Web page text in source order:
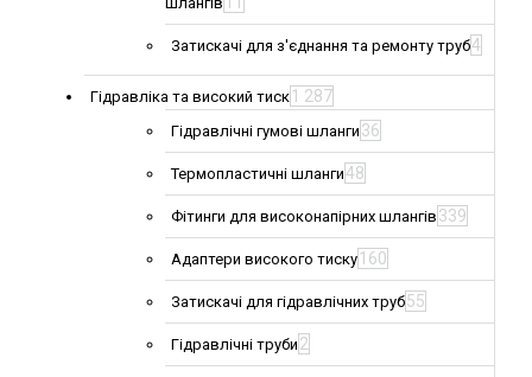
Затискачі для з'єднання та ремонту труб4
Гідравліка та високий тиск 1 287
Гідравлічні гумові шланги 36
Термопластичні шланги48
Фітинги для високонапірних шлангів 339
Адаптери високого тиску 160
Затискачі для гідравлічних труб55
Гідравлічні труби 2